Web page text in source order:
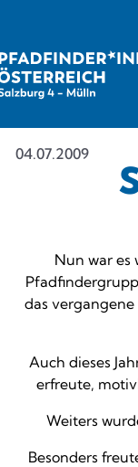
04.07.2009
Nun war es
das
Auch dieses
erfreute,
Weiters
Besonders